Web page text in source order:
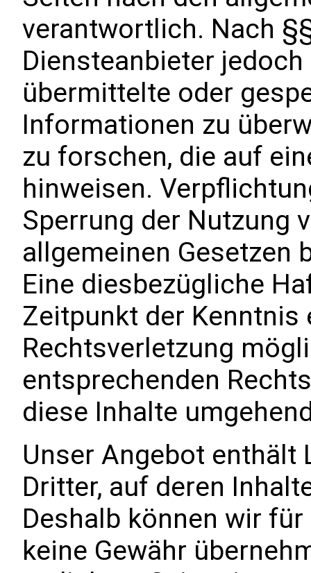
verantwortlich. Nach
Diensteanbieter
übermittelte oder
Informationen zu
zu forschen, die auf
hinweisen.
Sperrung der Nutzung
allgemeinen Gesetzen
Eine diesbezügliche
Zeitpunkt der Kenntnis
Rechtsverletzung
entsprechenden
diese Inhalte
Unser Angebot enthält
Dritter, auf deren
Deshalb können wir
keine Gewähr